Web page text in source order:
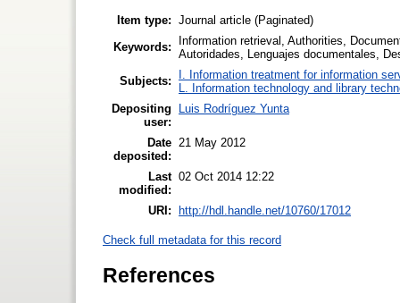
Item type: Journal article (Paginated)
Keywords:
Information retrieval, Authorities,
Autoridades, Lenguajes documentales,
Subjects:
I. Information treatment for information
L. Information technology and library
Depositing
user:
Luis Rodríguez Yunta
Date
deposited:
21 May 2012
Last
modified:
02 Oct 2014 12:22
URI: http://hdl.handle.net/10760/17012
Check full metadata for this record
References